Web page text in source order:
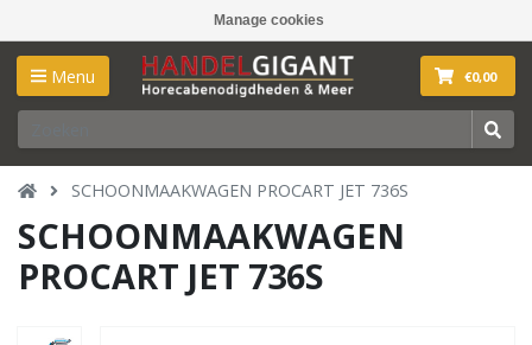
Manage cookies
Menu €0,00
SCHOONMAAKWAGEN PROCART JET 736S
SCHOONMAAKWAGEN
PROCART JET 736S